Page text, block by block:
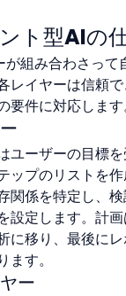
ト型AIの
組み合わさって
レイヤーは信頼
要件に対応します
ユーザーの目標
ップのリストを
関係を特定し、
設定します。計
に移り、最後に
す。
ー